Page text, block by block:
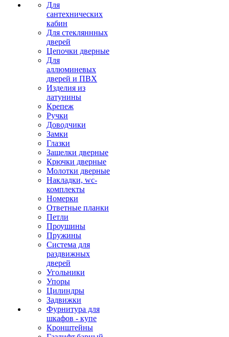
Для
сантехнических
кабин
Для стекляннных
дверей
Цепочки дверные
Для
аллюминевых
дверей и ПВХ
Изделия из
латунины
Крепеж
Ручки
Доводчики
Замки
Глазки
Защелки дверные
Крючки дверные
Молотки дверные
Накладки, wc-
комплекты
Номерки
Ответные планки
Петли
Проушины
Пружины
Система для
раздвижных
дверей
Угольники
Упоры
Цилиндры
Задвижки
Фурнитура для
шкафов - купе
Кронштейны